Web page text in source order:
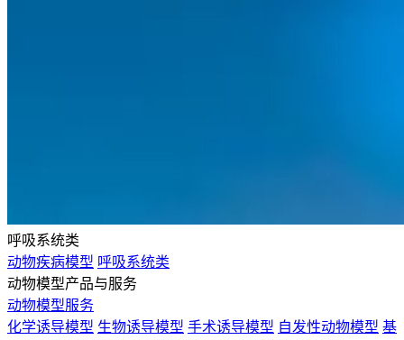
呼吸系统类
动物疾病模型 呼吸系统类
动物模型产品与服务
动物模型服务
化学诱导模型 生物诱导模型 手术诱导模型 自发性动物模型 基